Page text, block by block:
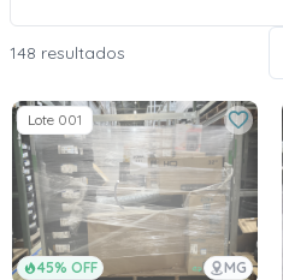
148 resultados
45% OFF MG
Lote 001